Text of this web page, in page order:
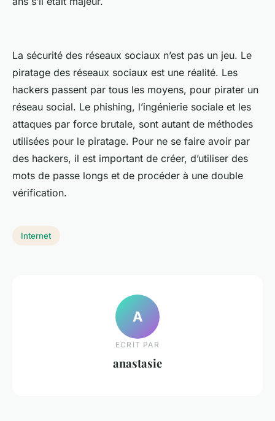
La sécurité des réseaux sociaux n’est pas un jeu. Le
piratage des réseaux sociaux est une réalité. Les
hackers passent par tous les moyens, pour pirater un
réseau social. Le phishing, l’ingénierie sociale et les
attaques par force brutale, sont autant de méthodes
utilisées pour le piratage. Pour ne se faire avoir par
des hackers, il est important de créer, d’utiliser des
mots de passe longs et de procéder à une double
vérification.
Internet
A
ECRIT PAR
anastasie